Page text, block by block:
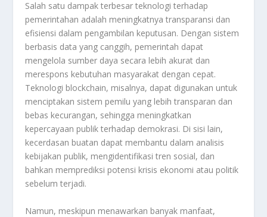
Salah satu dampak terbesar teknologi terhadap
pemerintahan adalah meningkatnya transparansi dan
efisiensi dalam pengambilan keputusan. Dengan sistem
berbasis data yang canggih, pemerintah dapat
mengelola sumber daya secara lebih akurat dan
merespons kebutuhan masyarakat dengan cepat.
Teknologi blockchain, misalnya, dapat digunakan untuk
menciptakan sistem pemilu yang lebih transparan dan
bebas kecurangan, sehingga meningkatkan
kepercayaan publik terhadap demokrasi. Di sisi lain,
kecerdasan buatan dapat membantu dalam analisis
kebijakan publik, mengidentifikasi tren sosial, dan
bahkan memprediksi potensi krisis ekonomi atau politik
sebelum terjadi.
Namun, meskipun menawarkan banyak manfaat,